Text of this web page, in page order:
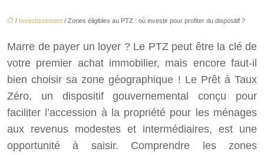
/ Investissement / Zones éligibles au PTZ : où investir pour profiter du dispositif ?
Marre de payer un loyer ? Le PTZ peut être la clé de
votre premier achat immobilier, mais encore faut-il
bien choisir sa zone géographique ! Le Prêt à Taux
Zéro, un dispositif gouvernemental conçu pour
faciliter l’accession à la propriété pour les ménages
aux revenus modestes et intermédiaires, est une
opportunité à saisir. Comprendre les zones